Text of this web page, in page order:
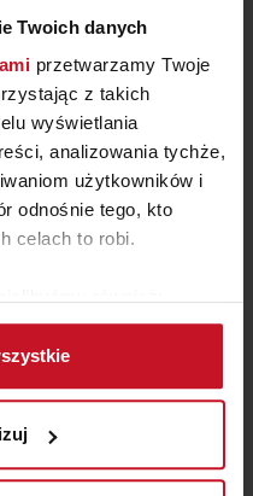
Twoich danych
przetwarzamy Twoje
z takich
wyświetlania
analizowania tychże,
użytkowników i
odnośnie tego, kto
celach to robi.
Twojej lokalizacji
nawet do kilku metrów
aktywnie
odcisk palca)
jak Twoje osobiste
TIME